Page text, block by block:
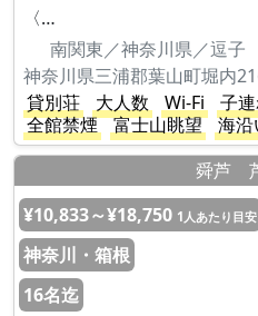
〈…
南関東／神奈川県／逗子
神奈川県三浦郡葉山町堀内
貸別荘
大人数 Wi-Fi
子
全館禁煙
富士山眺望
海
舜芦
¥10,833～¥18,750 1人あたり目安
神奈川・箱根
16名迄